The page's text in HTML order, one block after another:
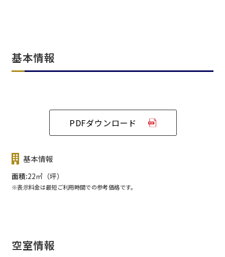
基本情報
PDFダウンロード
基本情報
面積 22㎡（坪）
※表示料金は最短ご利用時間での参考価格です。
空室情報